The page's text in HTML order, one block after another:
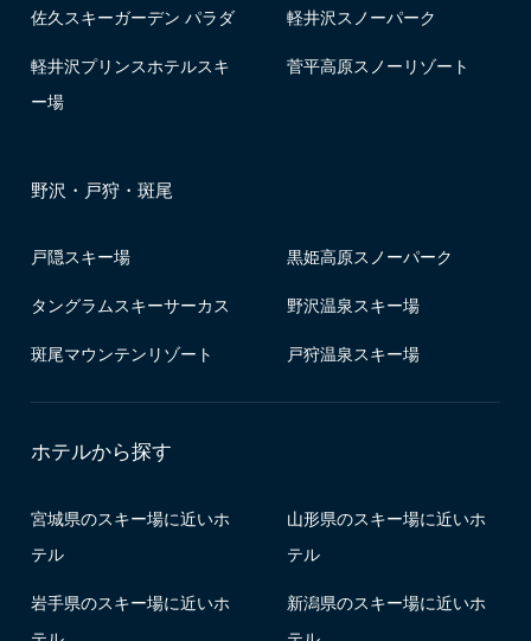
佐久スキーガーデン パラダ 軽井沢スノーパーク
軽井沢プリンスホテルスキ
ー場
菅平高原スノーリゾート
野沢・戸狩・斑尾
戸隠スキー場 黒姫高原スノーパーク
タングラムスキーサーカス 野沢温泉スキー場
斑尾マウンテンリゾート 戸狩温泉スキー場
ホテルから探す
宮城県のスキー場に近いホ
テル
山形県のスキー場に近いホ
テル
岩手県のスキー場に近いホ
新潟県のスキー場に近いホ